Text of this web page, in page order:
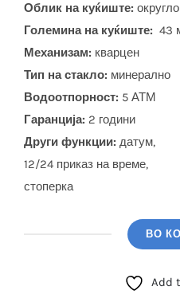
Облик на куќиште: округло
Големина на куќиште: 43
Механизам: кварцен
Тип на стакло: минерално
Водоотпорност: 5 АТМ
Гаранција: 2 години
Други функции: датум,
12/24 приказ на време,
стоперка
ВО
Add